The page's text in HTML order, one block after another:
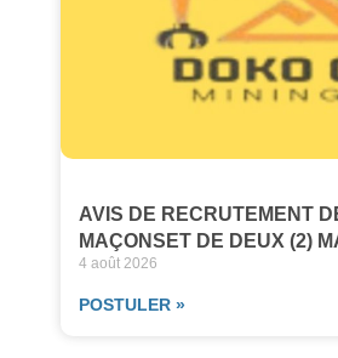
AVIS DE RECRUTEMENT
MAÇONSET DE DEUX (2)
4 août 2026
POSTULER »